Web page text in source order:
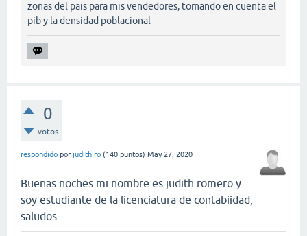
zonas del pais para mis vendedores, tomando en cuenta el
pib y la densidad poblacional
0
votos
respondido por judith ro (140 puntos) May 27, 2020
Buenas noches mi nombre es judith romero y
soy estudiante de la licenciatura de contabiidad,
saludos